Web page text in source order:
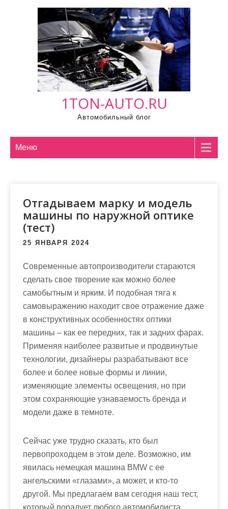
1TON-AUTO.RU
Автомобильный блог
Меню
Отгадываем марку и модель
машины по наружной оптике
(тест)
25 ЯНВАРЯ 2024
Современные автопроизводители стараются
сделать свое творение как можно более
самобытным и ярким. И подобная тяга к
самовыражению находит свое отражение даже
в конструктивных особенностях оптики
машины – как ее передних, так и задних фарах.
Применяя наиболее развитые и продвинутые
технологии, дизайнеры разрабатывают все
более и более новые формы и линии,
изменяющие элементы освещения, но при
этом сохраняющие узнаваемость бренда и
модели даже в темноте.
Сейчас уже трудно сказать, кто был
первопроходцем в этом деле. Возможно, им
явилась немецкая машина BMW с ее
ангельскими «глазами», а может, и кто-то
другой. Мы предлагаем вам сегодня наш тест,
который порадует любого автомобилиста.